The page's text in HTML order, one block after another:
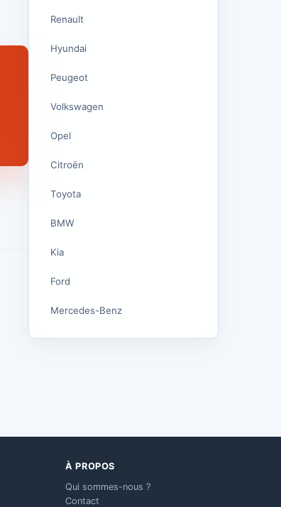
Renault
Hyundai
Peugeot
Volkswagen
Opel
Citroën
Toyota
BMW
Kia
Ford
Mercedes-Benz
À PROPOS
Qui sommes-nous ?
Contact